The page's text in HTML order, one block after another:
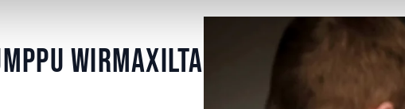
Wirmaxilta